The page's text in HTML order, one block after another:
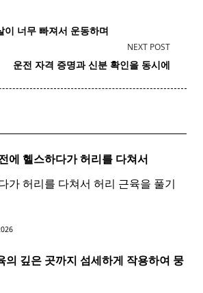
이 너무 빠져서 운동하며
NEXT POST
운전 자격 증명과 신분 확인을 동시에
에 헬스하다가 허리를 다쳐서
가 허리를 다쳐서 허리 근육을 풀기
의 깊은 곳까지 섬세하게 작용하여 뭉